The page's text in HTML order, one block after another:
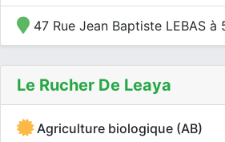
47 Rue Jean Baptiste LEBAS à
Le Rucher De Leaya
Agriculture biologique (AB)